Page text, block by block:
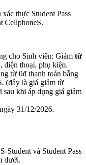
thực Student Pass
CellphoneS.
cho Sinh viên: Giảm từ
điện thoại, phụ kiện.
từ 0đ thanh toán bằng
(đây là giá giảm từ
khi áp dụng giá giảm
31/12/2026.
Student và Student Pass
dưới.